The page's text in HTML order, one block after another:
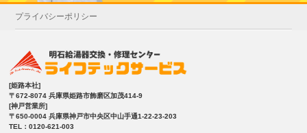
プライバシーポリシー
[姫路本社]
〒672-8074 兵庫県姫路市飾磨区加茂414-9
[神戸営業所]
〒650-0004 兵庫県神戸市中央区中山手通1-22-23-203
TEL：0120-621-003